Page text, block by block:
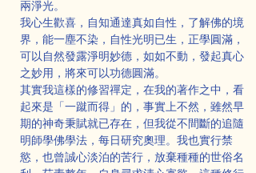
兩淨光。
我心生歡喜，自知通達真如自性，了解佛的境
界，能一塵不染，自性光明已生，正學圓滿，
可以自然發露淨明妙德，如如不動，發起真心
之妙用，將來可以功德圓滿。
其實我這樣的修習禪定，在我的著作之中，看
起來是「一蹴而得」的，事實上不然，雖然早
期的神奇秉賦就已存在，但我從不間斷的追隨
明師學佛學法，每日研究奧理。我也實行禁
慾，也曾誠心淡泊的苦行，放棄種種的世俗名